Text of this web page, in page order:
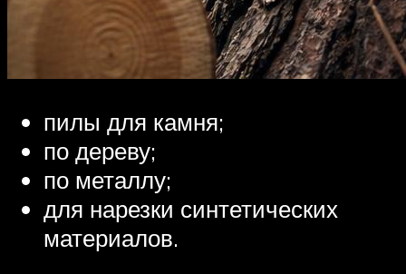
пилы для камня;
по дереву;
по металлу;
для нарезки синтетических
материалов.